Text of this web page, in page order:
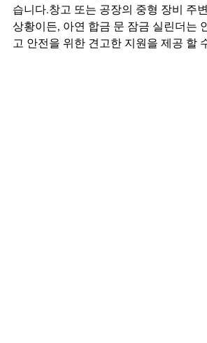
습니다.창고 또는 공장의 중형 장비 주
상황이든, 아연 합금 문 잠금 실린더는
고 안전을 위한 견고한 지원을 제공 할